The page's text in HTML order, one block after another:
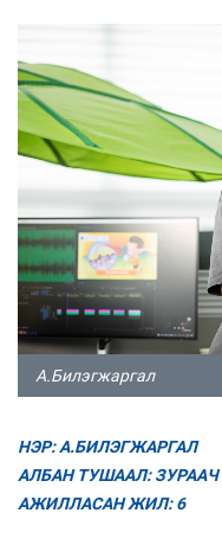
А.Билэгжаргал
НЭР: А.БИЛЭГЖАРГАЛ
АЛБАН ТУШААЛ: ЗУРААЧ
АЖИЛЛАСАН ЖИЛ: 6